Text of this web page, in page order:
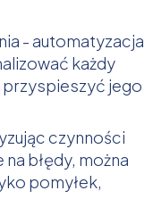
- automatyzacja
każdy
przyspieszyć jego
czynności
błędy, można
pomyłek,